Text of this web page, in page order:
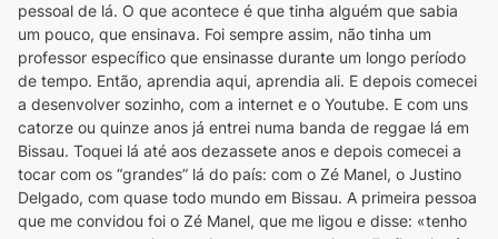
pessoal de lá. O que acontece é que tinha alguém que sabia
um pouco, que ensinava. Foi sempre assim, não tinha um
professor específico que ensinasse durante um longo período
de tempo. Então, aprendia aqui, aprendia ali. E depois comecei
a desenvolver sozinho, com a internet e o Youtube. E com uns
catorze ou quinze anos já entrei numa banda de reggae lá em
Bissau. Toquei lá até aos dezassete anos e depois comecei a
tocar com os “grandes” lá do país: com o Zé Manel, o Justino
Delgado, com quase todo mundo em Bissau. A primeira pessoa
que me convidou foi o Zé Manel, que me ligou e disse: «tenho